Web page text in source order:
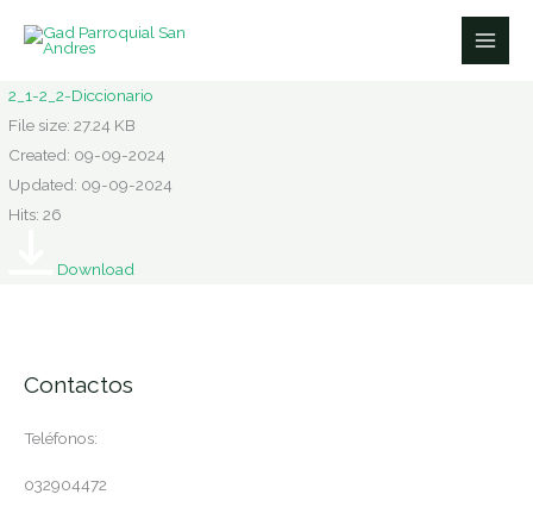
2_1-2_2-Diccionario
File size: 27.24 KB
Created: 09-09-2024
Updated: 09-09-2024
Hits: 26
Download
Contactos
Teléfonos:
032904472